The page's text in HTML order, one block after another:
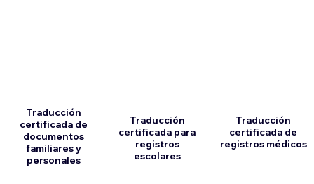
Traducción
certificada de
documentos
familiares y
personales
Traducción
certificada para
registros
escolares
Traducción
certificada de
registros médicos